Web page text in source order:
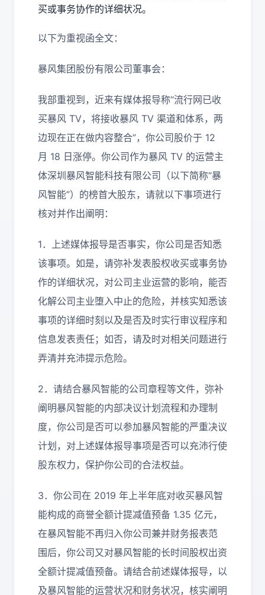
买或事务协作的详细状况。
以下为重视函全文：
暴风集团股份有限公司董事会：
我部重视到，近来有媒体报导称“流行网已收
买暴风 TV，将接收暴风 TV 渠道和体系，两
边现在正在做内容整合”，你公司股价于 12
月 18 日涨停。你公司作为暴风 TV 的运营主
体深圳暴风智能科技有限公司（以下简称“暴
风智能”）的榜首大股东，请就以下事项进行
核对并作出阐明：
1．上述媒体报导是否事实，你公司是否知悉
该事项。如是，请弥补发表股权收买或事务协
作的详细状况，对公司主业运营的影响，能否
化解公司主业堕入中止的危险，并核实知悉该
事项的详细时刻以及是否及时实行审议程序和
信息发表责任；如否，请及时对相关问题进行
弄清并充沛提示危险。
2．请结合暴风智能的公司章程等文件，弥补
阐明暴风智能的内部决议计划流程和办理制
度，你公司是否可以参加暴风智能的严重决议
计划，对上述媒体报导事项是否可以充沛行使
股东权力，保护你公司的合法权益。
3．你公司在 2019 年上半年底对收买暴风智
能构成的商誉全额计提减值预备 1.35 亿元，
在暴风智能不再归入你公司兼并财务报表范
围后，你公司又对暴风智能的长时间股权出资
全额计提减值预备。请结合前述媒体报导，以
及暴风智能的运营状况和财务状况，核实阐明